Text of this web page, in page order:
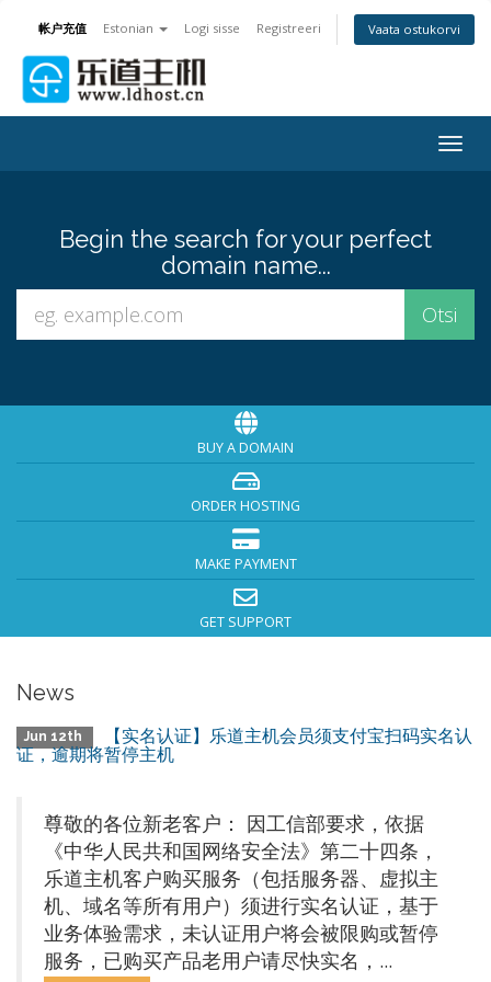
帐户充值 Estonian Logi sisse Registreeri Vaata ostukorvi
Begin the search for your perfect
domain name...
BUY A DOMAIN
ORDER HOSTING
MAKE PAYMENT
GET SUPPORT
News
Jun 12th
【实名认证】乐道主机会员须支付宝扫码实名认
证，逾期将暂停主机
尊敬的各位新老客户： 因工信部要求，依据
《中华人民共和国网络安全法》第二十四条，
乐道主机客户购买服务（包括服务器、虚拟主
机、域名等所有用户）须进行实名认证，基于
业务体验需求，未认证用户将会被限购或暂停
服务，已购买产品老用户请尽快实名，...